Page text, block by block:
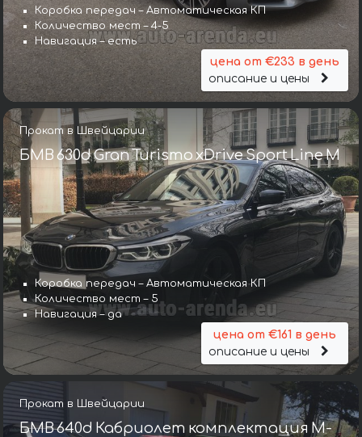
Коробка передач – Автоматическая КП
Количество мест – 4-5
Навигация – есть
цена от €233 в день
описание и цены
Прокат в Швейцарии
БМВ 630d Gran Turismo xDrive Sport Line М
Коробка передач – Автоматическая КП
Количество мест – 5
Навигация – да
цена от €161 в день
описание и цены
Прокат в Швейцарии
БМВ 640d Кабриолет комплектация М-